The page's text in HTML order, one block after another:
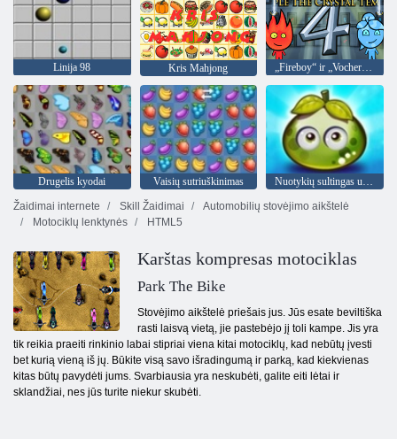
Linija 98 Kris Mahjong „Fireboy“ ir „Vochergirl 4“: „Crystal Temple“
Drugelis kyodai Vaisių sutriuškinimas
Žaidimai internete
Skill Žaidimai
Automobilių stovėjimo aikštelė
Motociklų lenktynės
HTML5
Karštas kompresas motociklas
Park The Bike
Stovėjimo aikštelė priešais jus. Jūs esate beviltiška
rasti laisvą vietą, jie pastebėjo jį toli kampe. Jis yra
tik reikia praeiti rinkinio labai stipriai viena kitai motociklų, kad nebūtų įvesti
bet kurią vieną iš jų. Būkite visą savo išradingumą ir parką, kad kiekvienas
kitas būtų pavydėti jums. Svarbiausia yra neskubėti, galite eiti lėtai ir
sklandžiai, nes jūs turite niekur skubėti.